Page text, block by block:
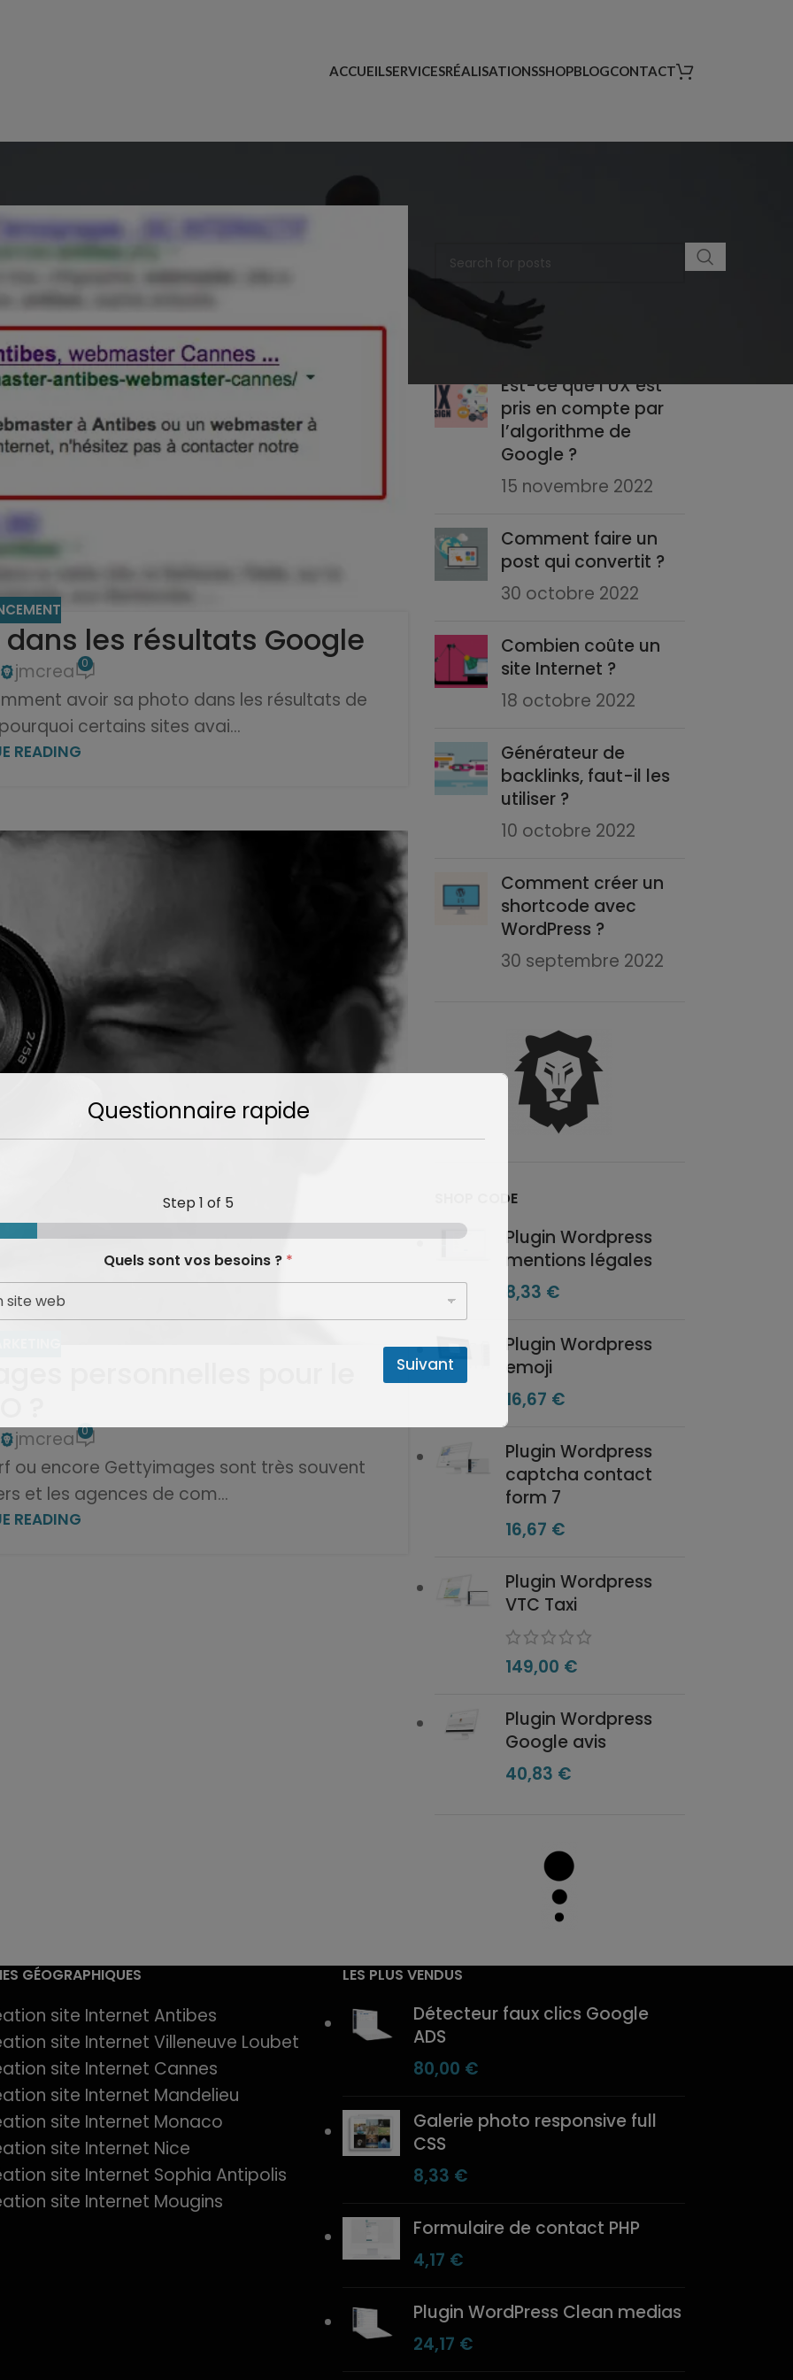
ACCUEIL SERVICESRÉALISATIONSSHOPBLOGCONTACT
les résultats Google
jmcrea 0
avoir sa photo dans les résultats de
certains sites avai...
READING
personnelles pour le
jmcrea 0
ou encore Gettyimages sont très souvent
et les agences de com...
READING
DERNIERS ARTICLES
Est-ce que l’UX est
pris en compte par
l’algorithme de
Google ?
15 novembre 2022
Comment faire un
post qui convertit ?
30 octobre 2022
Combien coûte un
site Internet ?
18 octobre 2022
Générateur de
backlinks, faut-il les
utiliser ?
10 octobre 2022
Comment créer un
shortcode avec
WordPress ?
30 septembre 2022
SHOP CODE
Plugin Wordpress
mentions légales
8,33 €
Plugin Wordpress
emoji
16,67 €
Plugin Wordpress
captcha contact
form 7
16,67 €
Plugin Wordpress
VTC Taxi
149,00 €
Plugin Wordpress
Google avis
40,83 €
GÉOGRAPHIQUES
site Internet Antibes
site Internet Villeneuve Loubet
site Internet Cannes
site Internet Mandelieu
site Internet Monaco
site Internet Nice
site Internet Sophia Antipolis
site Internet Mougins
LES PLUS VENDUS
Détecteur faux clics Google
ADS
80,00 €
Galerie photo responsive full
CSS
8,33 €
Formulaire de contact PHP
4,17 €
Plugin WordPress Clean medias
24,17 €
Questionnaire rapide
Step 1 of 5
Quels sont vos besoins ? *
Suivant